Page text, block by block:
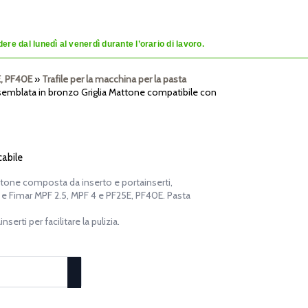
dal lunedì al venerdì durante l’orario di lavoro.
PF40E» Trafile per la macchina per la pasta
in bronzo Griglia Mattone compatibile con
composta da inserto e portainserti,
MPF 2.5, MPF 4 e PF25E, PF40E. Pasta
per facilitare la pulizia.